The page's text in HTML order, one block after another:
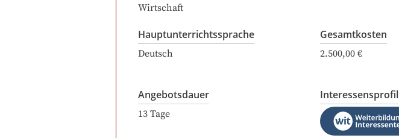
Wirtschaft
Hauptunterrichtssprache
Deutsch
Gesamtkosten
2.500,00 €
Angebotsdauer
13 Tage
Interessensprofil